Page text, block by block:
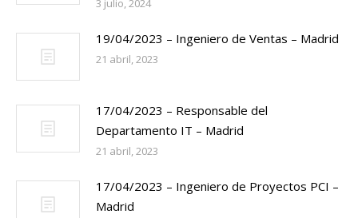
3 julio, 2024
19/04/2023 – Ingeniero de Ventas – Madrid
21 abril, 2023
17/04/2023 – Responsable del
Departamento IT – Madrid
21 abril, 2023
17/04/2023 – Ingeniero de Proyectos PCI –
Madrid